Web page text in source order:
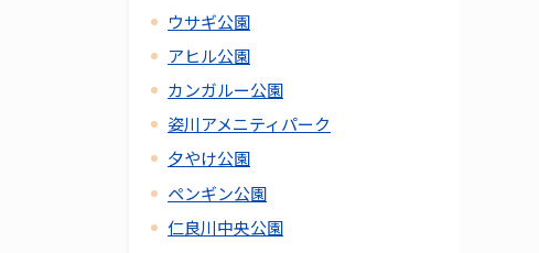
ウサギ公園
アヒル公園
カンガルー公園
姿川アメニティパーク
夕やけ公園
ペンギン公園
仁良川中央公園